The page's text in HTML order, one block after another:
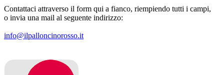
Contattaci attraverso il form qui a fianco, riempiendo tutti i campi,
o invia una mail al seguente indirizzo:
info@ilpalloncinorosso.it